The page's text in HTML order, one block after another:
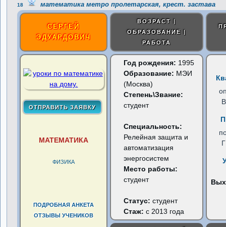
18 математика метро пролетарская, крест. застава
СЕРГЕЙ
ЭДУАРДОВИЧ
ВОЗРАСТ |
ОБРАЗОВАНИЕ |
РАБОТА
МАТЕМАТИКА
ФИЗИКА
ПОДРОБНАЯ АНКЕТА
ОТЗЫВЫ УЧЕНИКОВ
Год рождения: 1995
Образование: МЭИ
(Москва)
Степень\Звание:
студент
Специальность:
Релейная защита и
автоматизация
энергосистем
Место работы:
студент
Статус:студент
Стаж: с 2013 года